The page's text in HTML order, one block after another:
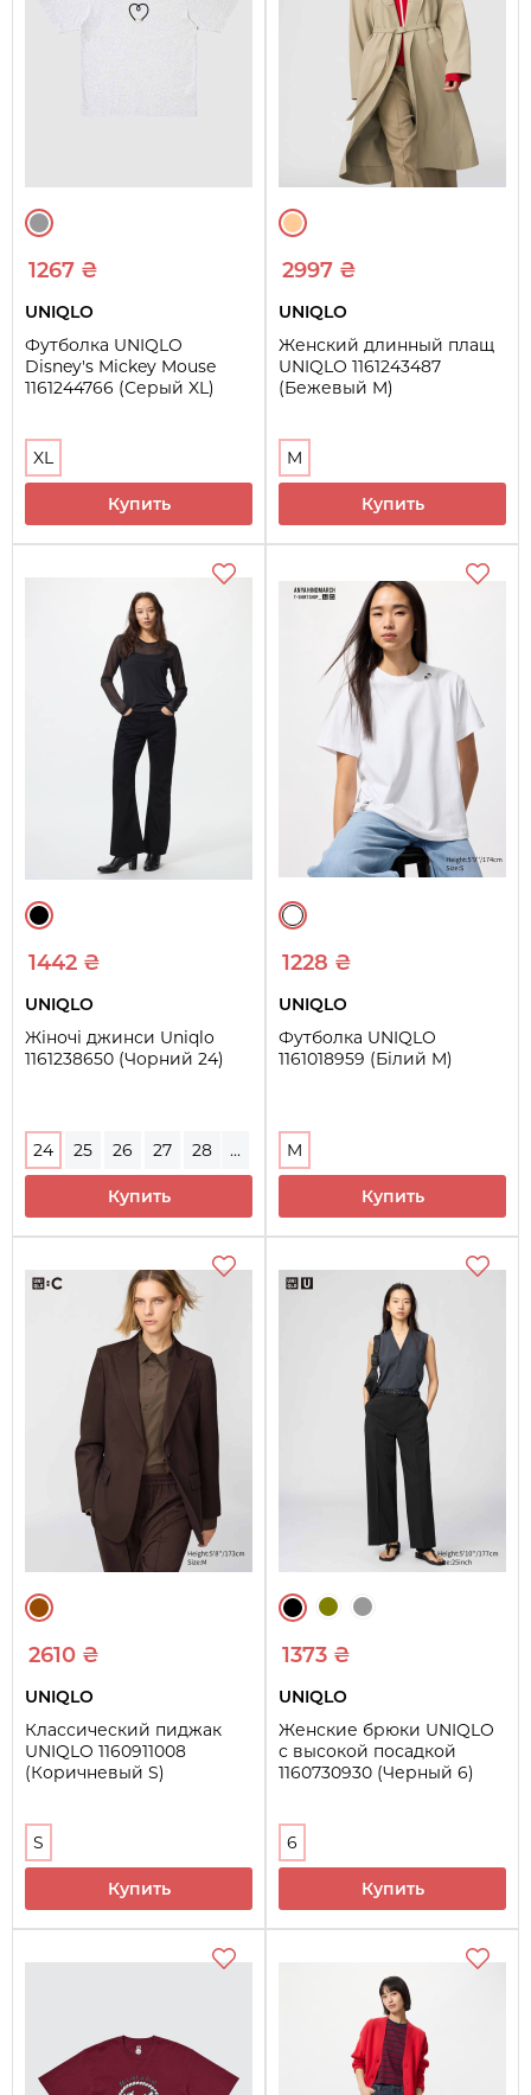
1267 ₴
UNIQLO
Футболка UNIQLO
Disney's Mickey Mouse
1161244766 (Серый XL)
XL
Купить
2997 ₴
UNIQLO
Женский длинный плащ
UNIQLO 1161243487
(Бежевый M)
M
Купить
1442 ₴
UNIQLO
Жіночі джинси Uniqlo
1161238650 (Чорний 24)
24 25 26 27
28
32
...
Купить
1228 ₴
UNIQLO
Футболка UNIQLO
1161018959 (Білий M)
M
Купить
2610 ₴
UNIQLO
Классический пиджак
UNIQLO 1160911008
(Коричневый S)
S
Купить
1373 ₴
UNIQLO
Женские брюки UNIQLO
с высокой посадкой
1160730930 (Черный 6)
6
Купить